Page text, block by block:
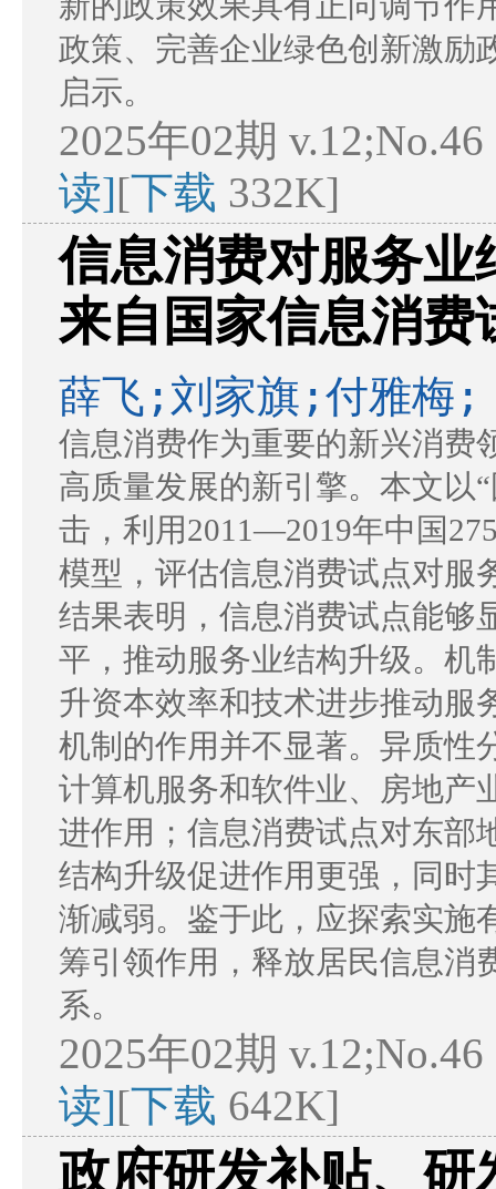
政策、完善企业绿色创新激励
启示。
2025年02期
读][下载 332K]
信息消费对服务
来自国家信息消费
薛飞;刘家旗;付雅梅;
信息消费作为重要的新兴消费
高质量发展的新引擎。本文以
击，利用2011—2019年中国
模型，评估信息消费试点对服
结果表明，信息消费试点能够
平，推动服务业结构升级。机
升资本效率和技术进步推动服
机制的作用并不显著。异质性
计算机服务和软件业、房地产
进作用；信息消费试点对东部
结构升级促进作用更强，同时
渐减弱。鉴于此，应探索实施
筹引领作用，释放居民信息消
系。
2025年02期
读][下载 642K]
政府研发补贴、研